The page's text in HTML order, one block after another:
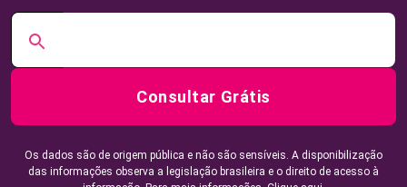
Consultar Grátis
Os dados são de origem pública e não são sensíveis. A disponibilização
das informações observa a legislação brasileira e o direito de acesso à